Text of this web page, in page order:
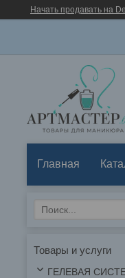
Начать продавать на
Главная
Товары и услуги
ГЕЛЕВАЯ